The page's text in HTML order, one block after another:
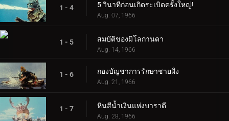
1 - 4 5 วินาทีก่อนเกิดระเบิดครั้งใหญ่!
Aug. 07, 1966
1 - 5 สมบัติของมิโลกานดา
Aug. 14, 1966
1 - 6 กองบัญชาการรักษาชายฝั่ง
Aug. 21, 1966
1 - 7 หินสีน้ำเงินแห่งบาราดี
Aug. 28, 1966